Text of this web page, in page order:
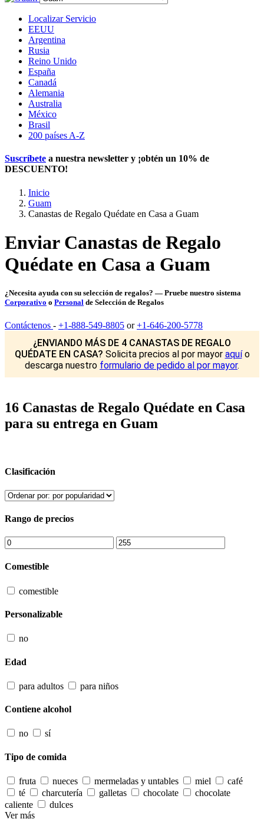
Localizar Servicio
EEUU
Argentina
Rusia
Reino Unido
España
Canadá
Alemania
Australia
México
Brasil
200 países A-Z
Suscríbete a nuestra newsletter y ¡obtén un 10% de
DESCUENTO!
Inicio
Guam
Canastas de Regalo Quédate en Casa a Guam
Enviar Canastas de Regalo
Quédate en Casa a Guam
¿Necesita ayuda con su selección de regalos? — Pruebe nuestro sistema
Corporativo o Personal de Selección de Regalos
Contáctenos - +1-888-549-8805 or+1-646-200-5778
¿ENVIANDO MÁS DE 4 CANASTAS DE REGALO
QUÉDATE EN CASA? Solicita precios al por mayor aquío
descarga nuestro formulario de pedido al por mayor.
16 Canastas de Regalo Quédate en Casa
para su entrega en Guam
Clasificación
Rango de precios
Comestible
comestible
Personalizable
no
Edad
para adultos para niños
Contiene alcohol
no sí
Tipo de comida
fruta nueces mermeladas y untables miel
café
té
charcutería galletas chocolate
chocolate
caliente
dulces
Ver más